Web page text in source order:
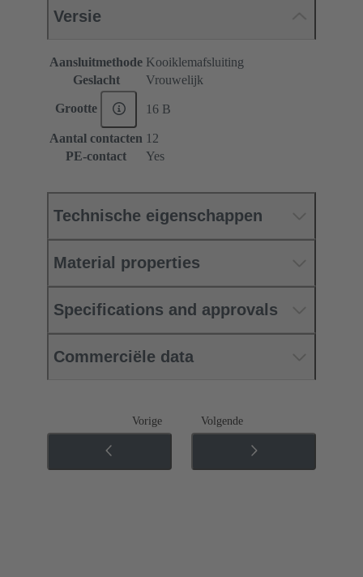
Versie
Aansluitmethode Kooiklemafsluiting
Geslacht
Vrouwelijk
Grootte 16 B
Aantal contacten 12
PE-contact
Yes
Technische eigenschappen
Material properties
Specifications and approvals
Commerciële data
Vorige Volgende